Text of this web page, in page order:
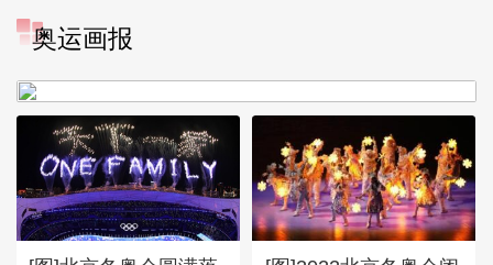
奥运画报
[图]冬奥会冬残奥会表彰大会